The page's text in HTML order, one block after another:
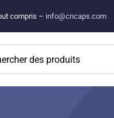
compris – info@cncaps.com